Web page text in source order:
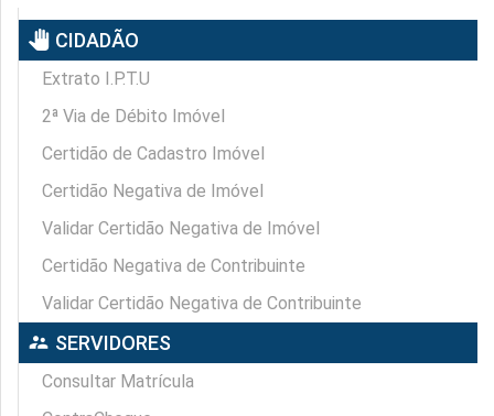
pan_tool CIDADÃO
Extrato I.P.T.U
2ª Via de Débito Imóvel
Certidão de Cadastro Imóvel
Certidão Negativa de Imóvel
Validar Certidão Negativa de Imóvel
Certidão Negativa de Contribuinte
Validar Certidão Negativa de Contribuinte
supervisor_account SERVIDORES
Consultar Matrícula